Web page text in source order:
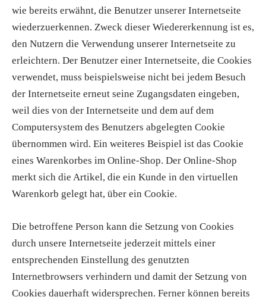
wie bereits erwähnt, die Benutzer unserer Internetseite
wiederzuerkennen. Zweck dieser Wiedererkennung ist es,
den Nutzern die Verwendung unserer Internetseite zu
erleichtern. Der Benutzer einer Internetseite, die Cookies
verwendet, muss beispielsweise nicht bei jedem Besuch
der Internetseite erneut seine Zugangsdaten eingeben,
weil dies von der Internetseite und dem auf dem
Computersystem des Benutzers abgelegten Cookie
übernommen wird. Ein weiteres Beispiel ist das Cookie
eines Warenkorbes im Online-Shop. Der Online-Shop
merkt sich die Artikel, die ein Kunde in den virtuellen
Warenkorb gelegt hat, über ein Cookie.
Die betroffene Person kann die Setzung von Cookies
durch unsere Internetseite jederzeit mittels einer
entsprechenden Einstellung des genutzten
Internetbrowsers verhindern und damit der Setzung von
Cookies dauerhaft widersprechen. Ferner können bereits